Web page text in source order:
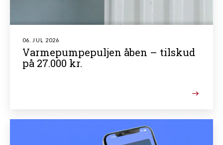
06. JUL 2026
Varmepumpepuljen åben – tilskud
på 27.000 kr.